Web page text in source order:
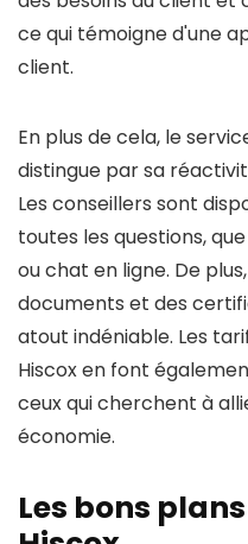
ce qui témoigne d'une
client.
En plus de cela, le
distingue par sa
Les conseillers sont
toutes les questions,
ou chat en ligne. De
documents et des
atout indéniable. Les
Hiscox en font
ceux qui cherchent à
économie.
Les bons